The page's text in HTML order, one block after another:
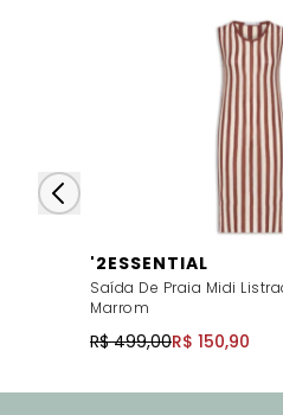
'2ESSENTIAL
Saída De Praia Midi
Marrom
R$ 499,00R$ 150,90